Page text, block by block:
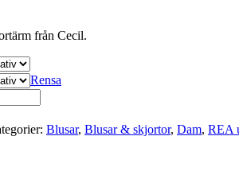
kr.
från Cecil.
Rensa
Blusar, Blusar & skjortor, Dam, REA